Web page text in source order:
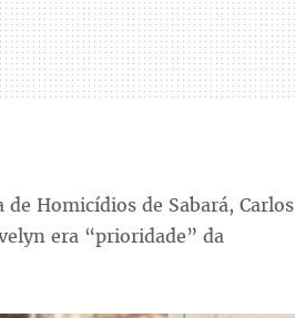
de Homicídios de Sabará, Carlos
era “prioridade” da